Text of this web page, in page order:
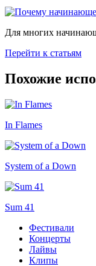
Для многих
Перейти к статьям
Похожие
In Flames
System of a Down
Sum 41
Фестивали
Концерты
Лайвы
Клипы